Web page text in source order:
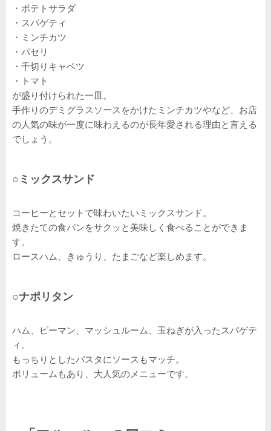
・ポテトサラダ
・スパゲティ
・ミンチカツ
・パセリ
・千切りキャベツ
・トマト
が盛り付けられた一皿。
手作りのデミグラスソースをかけたミンチカツやなど、お店
の人気の味が一度に味わえるのが長年愛される理由と言える
でしょう。
○ミックスサンド
コーヒーとセットで味わいたいミックスサンド。
焼きたての食パンをサクッと美味しく食べることができま
す。
ロースハム、きゅうり、たまごなど楽しめます。
○ナポリタン
ハム、ピーマン、マッシュルーム、玉ねぎが入ったスパゲテ
ィ。
もっちりとしたパスタにソースもマッチ。
ボリュームもあり、大人気のメニューです。